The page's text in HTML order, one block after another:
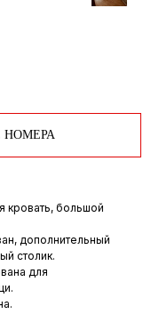
НОМЕРА
кровать, большой
дополнительный
столик.
для
пищи.